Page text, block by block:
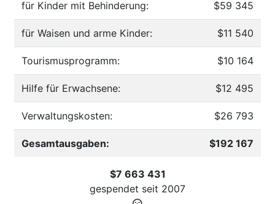
für Kinder mit Behinderung: $59 345
für Waisen und arme Kinder: $11 540
Tourismusprogramm: $10 164
Hilfe für Erwachsene: $12 495
Verwaltungskosten: $26 793
Gesamtausgaben: $192 167
$7 663 431
gespendet seit 2007